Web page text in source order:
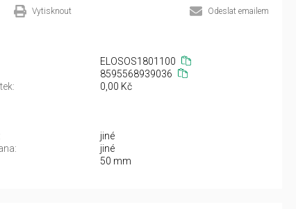
Vytisknout Odeslat emailem
ELOSOS1801100
8595568939036
0,00 Kč
jiné
jiné
50 mm